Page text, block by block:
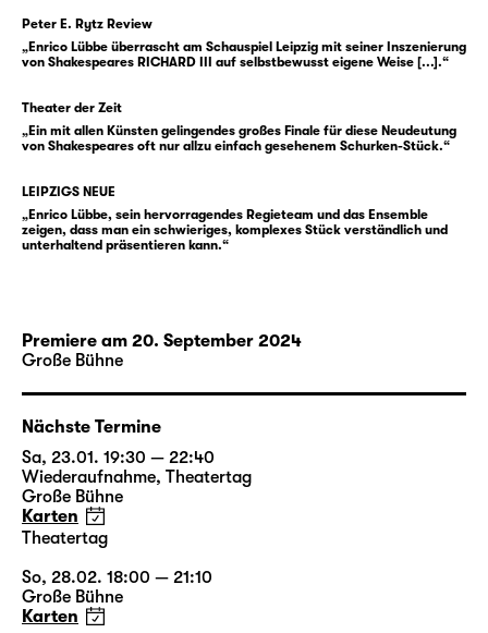
das Überschreiten aller Normen. In der
Übersetzung von Thomas Brasch ist es ein
dunkles Schauerstück.
Schauspiel Leipzig, inszeniert nach
„Winterreise / Winterreise“ (Schubert /
Jelinek), „Faust I & II“ (Goethe) sowie
Leipzig. Er entwirft regelmäßig die
Bühnenräume für Inszenierungen von Andrea
Breth, Barbara Frey und Martin Kušej und
erhielt mehrfach den Österreichischen
Theaterpreis Nestroy für die beste
Ausstattung sowie den Titel Bühnenbildner
des Jahres der Fachzeitschriften Opernwelt
und Theater heute. Sabine Blickenstorfer
schuf zuletzt die Kostüme für „
von Canterville“ und „
Schauspiel Leipzig. Neben Enrico Lübbe und
Peter E. Rytz Review
„Enrico Lübbe überrascht am Schauspiel Leipzig mit seiner Inszenierung
von Shakespeares RICHARD III auf selbstbewusst eigene Weise [...].“
Theater der Zeit
„Ein mit allen Künsten gelingendes großes Finale für diese Neudeutung
von Shakespeares oft nur allzu einfach gesehenem Schurken-Stück.“
LEIPZIGS NEUE
„Enrico Lübbe, sein hervorragendes Regieteam und das Ensemble
zeigen, dass man ein schwieriges, komplexes Stück verständlich und
unterhaltend präsentieren kann.“
Premiere am 20. September 2024
Große Bühne
Nächste Termine
Sa, 23.01. 19:30 — 22:40
Wiederaufnahme, Theatertag
Große Bühne
Karten
Theatertag
So, 28.02. 18:00 — 21:10
Große Bühne
Karten